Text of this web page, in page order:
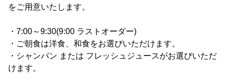
をご用意いたします。
・7:00～9:30(9:00 ラストオーダー)
・ご朝食は洋食、和食をお選びいただけます。
・シャンパン または フレッシュジュースがお選びいただ
けます。